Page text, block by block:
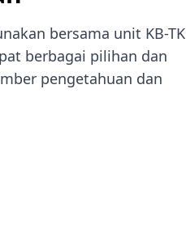
bersama unit KB-TK
berbagai pilihan dan
pengetahuan dan